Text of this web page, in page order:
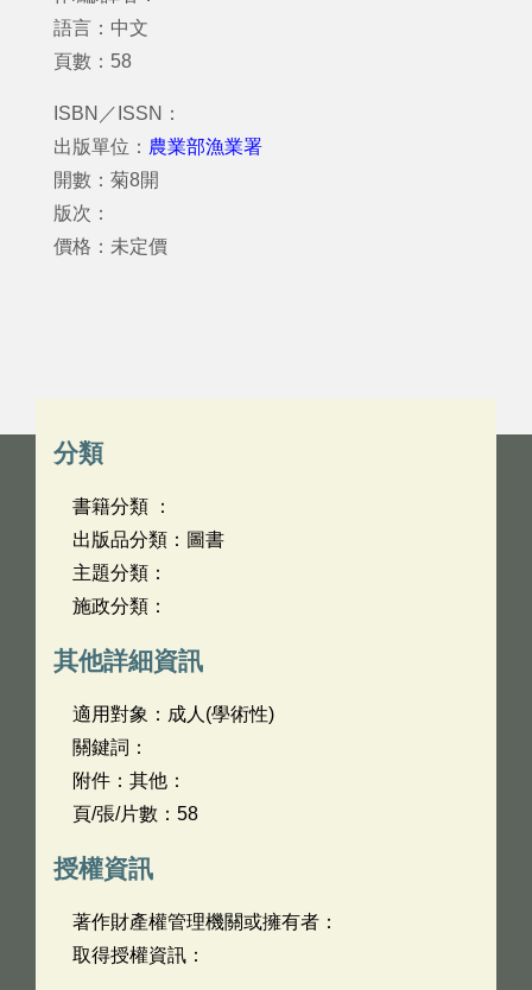
語言：中文
頁數：58
ISBN／ISSN：
出版單位： 農業部漁業署
開數：菊8開
版次：
價格：未定價
分類
書籍分類 ：
出版品分類：圖書
主題分類：
施政分類：
其他詳細資訊
適用對象：成人(學術性)
關鍵詞：
附件：其他：
頁/張/片數：58
授權資訊
著作財產權管理機關或擁有者：
取得授權資訊：